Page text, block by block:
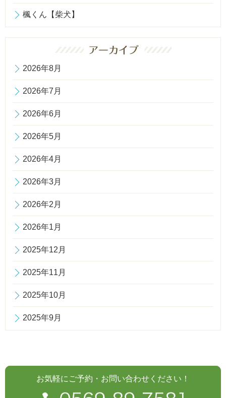
楓くん【柴犬】
2026年8月
2026年7月
2026年6月
2026年5月
2026年4月
2026年3月
2026年2月
2026年1月
2025年12月
2025年11月
2025年10月
2025年9月
お気軽にご予約・お問い合わせください！